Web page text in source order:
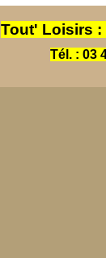
Tout' Loisirs :
Tél. : 03